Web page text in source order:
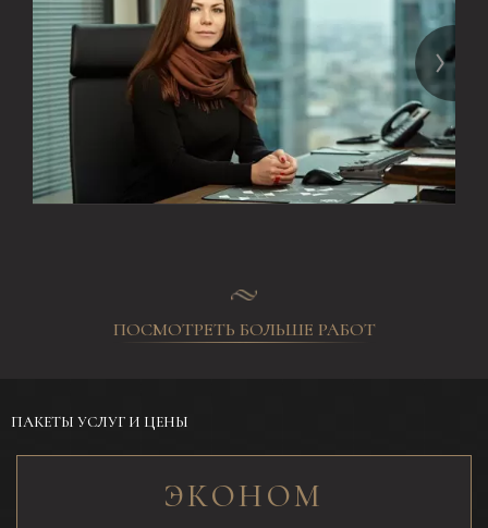
ПОСМОТРЕТЬ БОЛЬШЕ РАБОТ
ПАКЕТЫ УСЛУГ И ЦЕНЫ
ЭКОНОМ